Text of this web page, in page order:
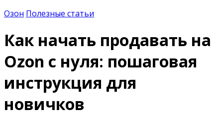
Озон Полезные статьи
Как начать продавать на
Ozon с нуля: пошаговая
инструкция для
новичков